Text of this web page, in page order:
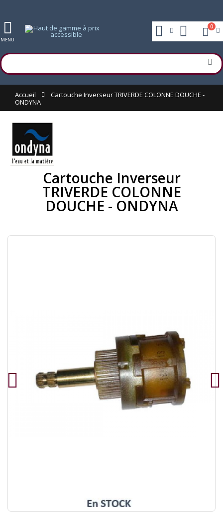
MENU
0
Accueil
Cartouche Inverseur TRIVERDE COLONNE DOUCHE -
ONDYNA
Cartouche Inverseur
TRIVERDE COLONNE
DOUCHE - ONDYNA